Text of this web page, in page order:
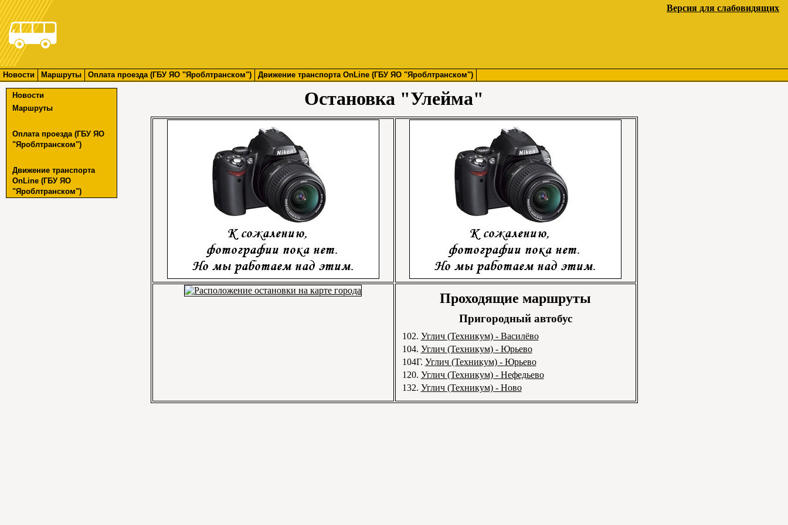
Версия для слабовидящих
Новости Маршруты Оплата проезда (ГБУ ЯО "Яроблтранском") Движение транспорта OnLine (ГБУ ЯО "Яроблтранском")
Новости
Маршруты
Оплата проезда (ГБУ ЯО
"Яроблтранском")
Движение транспорта
OnLine (ГБУ ЯО
"Яроблтранском")
Остановка "Улейма"
Проходящие маршруты
Пригородный автобус
102. Углич (Техникум) - Василёво
104. Углич (Техникум) - Юрьево
104Г. Углич (Техникум) - Юрьево
120. Углич (Техникум) - Нефедьево
132. Углич (Техникум) - Ново